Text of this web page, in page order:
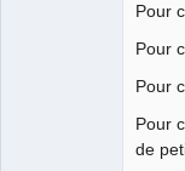
Pour
Pour
Pour
Pour
de